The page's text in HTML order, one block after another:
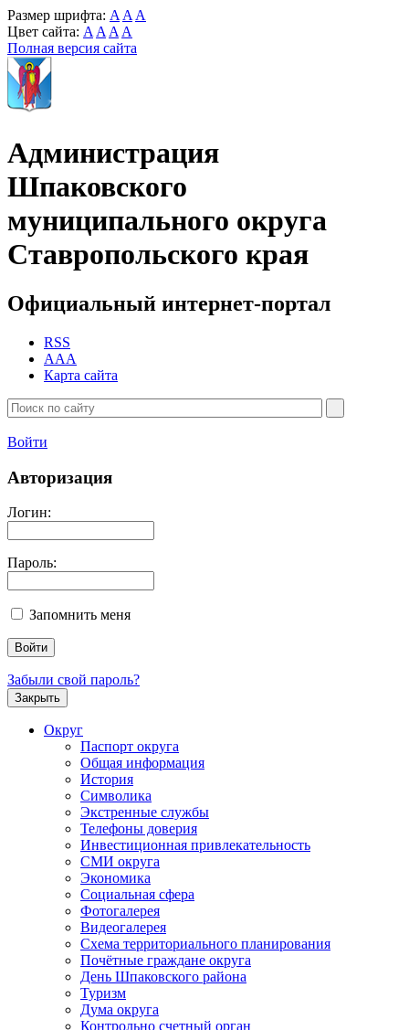
Размер шрифта: A A A
Цвет сайта: A A A A
Полная версия сайта
Администрация
Шпаковского
муниципального округа
Ставропольского края
Официальный интернет-портал
RSS
AAA
Карта сайта
Войти
Авторизация
Логин:
Пароль:
Запомнить меня
Забыли свой пароль?
Закрыть
Округ
Паспорт округа
Общая информация
История
Символика
Экстренные службы
Телефоны доверия
Инвестиционная привлекательность
СМИ округа
Экономика
Социальная сфера
Фотогалерея
Видеогалерея
Схема территориального планирования
Почётные граждане округа
День Шпаковского района
Туризм
Дума округа
Контрольно счетный орган